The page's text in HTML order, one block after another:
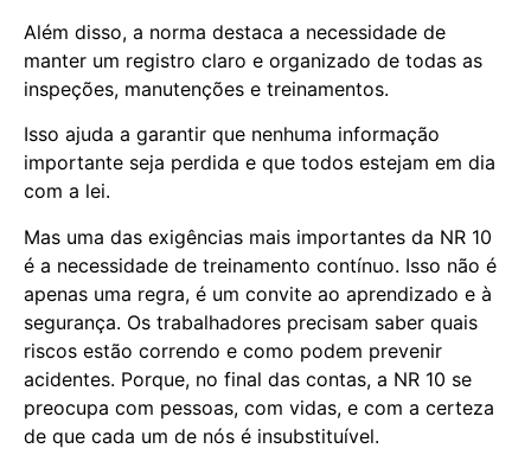
Além disso, a norma destaca a necessidade de
manter um registro claro e organizado de todas as
inspeções, manutenções e treinamentos.
Isso ajuda a garantir que nenhuma informação
importante seja perdida e que todos estejam em dia
com a lei.
Mas uma das exigências mais importantes da NR 10
é a necessidade de treinamento contínuo. Isso não é
apenas uma regra, é um convite ao aprendizado e à
segurança. Os trabalhadores precisam saber quais
riscos estão correndo e como podem prevenir
acidentes. Porque, no final das contas, a NR 10 se
preocupa com pessoas, com vidas, e com a certeza
de que cada um de nós é insubstituível.